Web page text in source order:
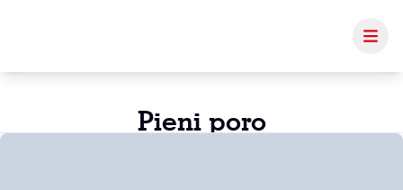
Pieni poro